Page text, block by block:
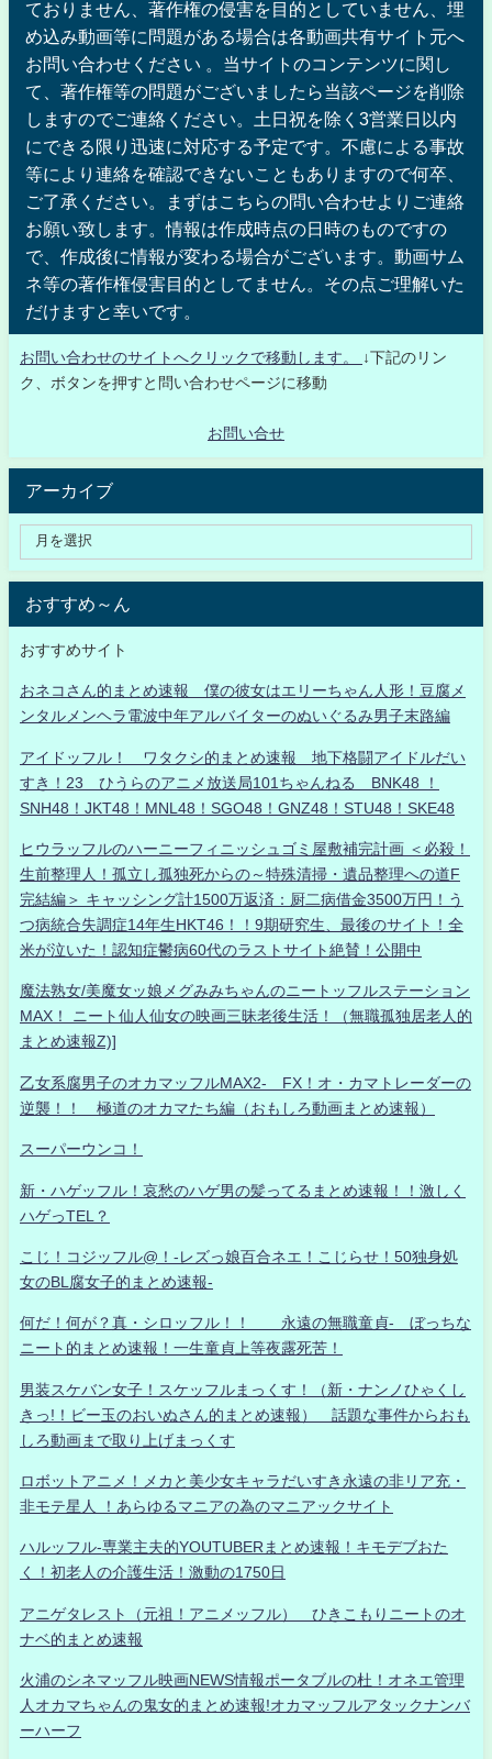
ておりません、著作権の侵害を目的としていません、埋
め込み動画等に問題がある場合は各動画共有サイト元へ
お問い合わせください 。当サイトのコンテンツに関し
て、著作権等の問題がございましたら当該ページを削除
しますのでご連絡ください。土日祝を除く3営業日以内
にできる限り迅速に対応する予定です。不慮による事故
等により連絡を確認できないこともありますので何卒、
ご了承ください。まずはこちらの問い合わせよりご連絡
お願い致します。情報は作成時点の日時のものですの
で、作成後に情報が変わる場合がございます。動画サム
ネ等の著作権侵害目的としてません。その点ご理解いた
だけますと幸いです。
お問い合わせのサイトへクリックで移動します。
↓下記のリン
ク、ボタンを押すと問い合わせページに移動
お問い合せ
アーカイブ
おすすめ～ん
おすすめサイト
おネコさん的まとめ速報 僕の彼女はエリーちゃん人形！豆腐メ
ンタルメンヘラ電波中年アルバイターのぬいぐるみ男子末路編
アイドッフル！ ワタクシ的まとめ速報 地下格闘アイドルだい
すき！23 ひうらのアニメ放送局101ちゃんねる BNK48 ！
SNH48！JKT48！MNL48！SGO48！GNZ48！STU48！SKE48
ヒウラッフルのハーニーフィニッシュゴミ屋敷補完計画 ＜必殺！
生前整理人！孤立し孤独死からの～特殊清掃・遺品整理への道F
完結編＞ キャッシング計1500万返済：厨二病借金3500万円！う
つ病統合失調症14年生HKT46！！9期研究生、最後のサイト！全
米が泣いた！認知症鬱病60代のラストサイト絶賛！公開中
魔法熟女/美魔女ッ娘メグみみちゃんのニートッフルステーション
MAX！ ニート仙人仙女の映画三昧老後生活！（無職孤独居老人的
まとめ速報Z)]
乙女系腐男子のオカマッフルMAX2- FX！オ・カマトレーダーの
逆襲！！ 極道のオカマたち編（おもしろ動画まとめ速報）
スーパーウンコ！
新・ハゲッフル！哀愁のハゲ男の髪ってるまとめ速報！！激しく
ハゲっTEL？
こじ！コジッフル@！-レズっ娘百合ネエ！こじらせ！50独身処
女のBL腐女子的まとめ速報-
何だ！何が？真・シロッフル！！ 永遠の無職童貞- ぼっちな
ニート的まとめ速報！一生童貞上等夜露死苦！
男装スケバン女子！スケッフルまっくす！（新・ナンノひゃくし
きっ!！ビー玉のおいぬさん的まとめ速報） 話題な事件からおも
しろ動画まで取り上げまっくす
ロボットアニメ！メカと美少女キャラだいすき永遠の非リア充・
非モテ星人 ！あらゆるマニアの為のマニアックサイト
ハルッフル-専業主夫的YOUTUBERまとめ速報！キモデブおた
く！初老人の介護生活！激動の1750日
アニゲタレスト（元祖！アニメッフル） ひきこもりニートのオ
ナベ的まとめ速報
火浦のシネマッフル映画NEWS情報ポータブルの杜！オネエ管理
人オカマちゃんの鬼女的まとめ速報!オカマッフルアタックナンバ
ーハーフ